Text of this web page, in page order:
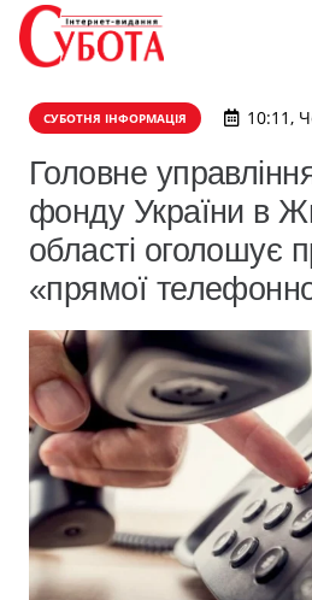
СУБОТНЯ ІНФОРМАЦІЯ 10:11,
Головне
фонду України в
області оголошує
«прямої